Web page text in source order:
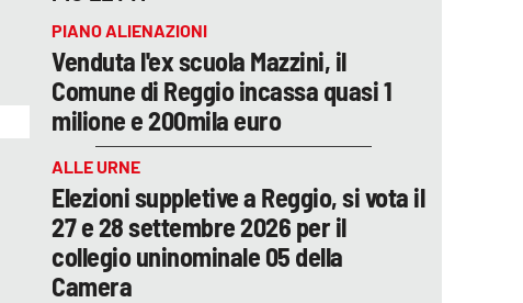
PIANO ALIENAZIONI
Venduta l'ex scuola Mazzini, il
Comune di Reggio incassa quasi 1
milione e 200mila euro
ALLE URNE
Elezioni suppletive a Reggio, si vota il
27 e 28 settembre 2026 per il
collegio uninominale 05 della
Camera